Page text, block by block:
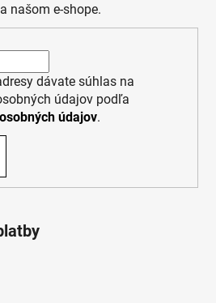
našom e-shope.
dávate súhlas na
údajov podľa
údajov.